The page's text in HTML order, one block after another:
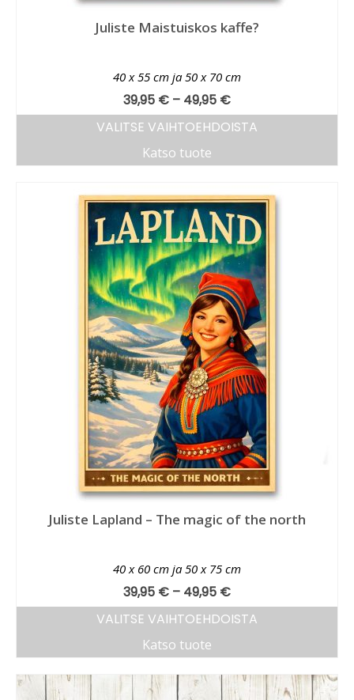
Juliste Maistuiskos kaffe?
40 x 55 cm ja 50 x 70 cm
39,95 € – 49,95 €
VALITSE VAIHTOEHDOISTA
Katso tuote
Juliste Lapland – The magic of the north
40 x 60 cm ja 50 x 75 cm
39,95 € – 49,95 €
VALITSE VAIHTOEHDOISTA
Katso tuote